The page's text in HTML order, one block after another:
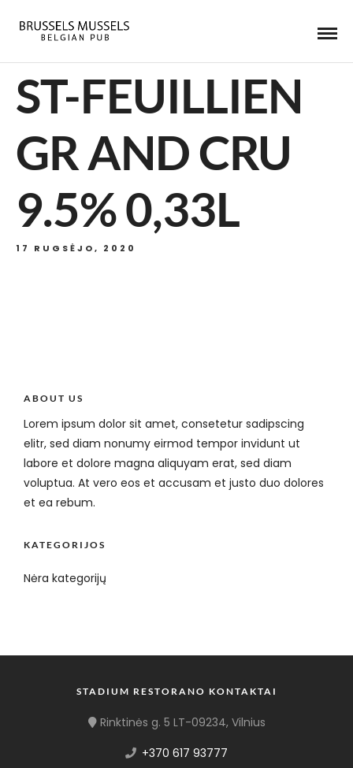
ST-FEUILLIEN
GR AND CRU
9.5% 0,33L
17 RUGSĖJO, 2020
ABOUT US
Lorem ipsum dolor sit amet, consetetur sadipscing
elitr, sed diam nonumy eirmod tempor invidunt ut
labore et dolore magna aliquyam erat, sed diam
voluptua. At vero eos et accusam et justo duo dolores
et ea rebum.
KATEGORIJOS
Nėra kategorijų
STADIUM RESTORANO KONTAKTAI
Rinktinės g. 5 LT-09234, Vilnius
+370 617 93777